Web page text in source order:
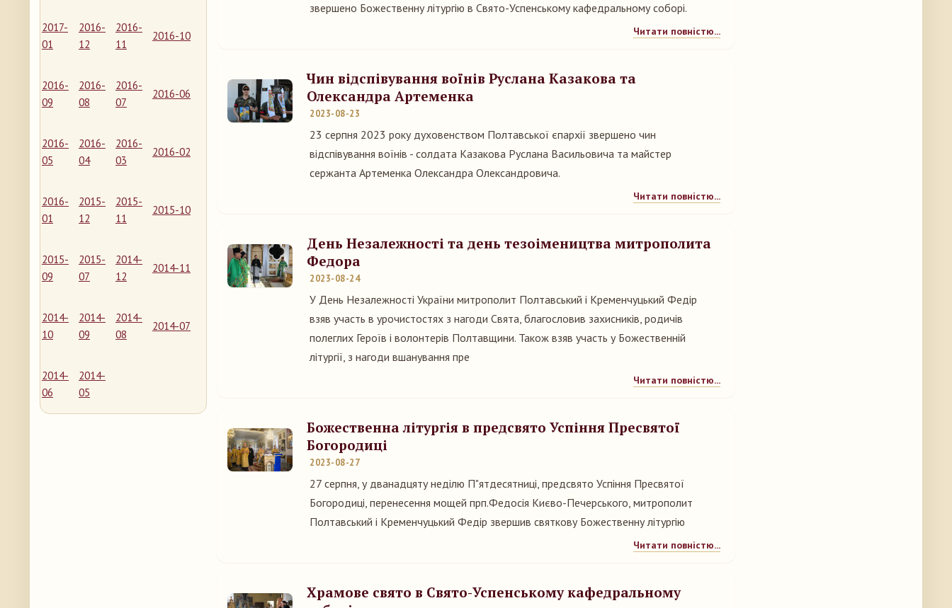
2017-
01
2016-
12
2016-
11
2016-10
2016-
09
2016-
08
2016-
07
2016-06
2016-
05
2016-
04
2016-
03
2016-02
2016-
01
2015-
12
2015-
11
2015-10
2015-
09
2015-
07
2014-
12
2014-11
2014-
10
2014-
09
2014-
08
2014-07
2014-
06
2014-
05
звершено Божественну літургію в Свято-Успенському кафедральному соборі.
Читати повністю...
Чин відспівування воїнів Руслана Казакова та
Олександра Артеменка
2023-08-23
23 серпня 2023 року духовенством Полтавської єпархії звершено чин
відспівування воїнів - солдата Казакова Руслана Васильовича та майстер
сержанта Артеменка Олександра Олександровича.
Читати повністю...
День Незалежності та день тезоімеництва митрополита
Федора
2023-08-24
У День Незалежності України митрополит Полтавський і Кременчуцький Федір
взяв участь в урочистостях з нагоди Свята, благословив захисників, родичів
полеглих Героїв і волонтерів Полтавщини. Також взяв участь у Божественній
літургії, з нагоди вшанування пре
Читати повністю...
Божественна літургія в предсвято Успіння Пресвятої
Богородиці
2023-08-27
27 серпня, у дванадцяту неділю П"ятдесятниці, предсвято Успіння Пресвятої
Богородиці, перенесення мощей прп.Федосія Києво-Печерського, митрополит
Полтавський і Кременчуцький Федір звершив святкову Божественну літургію
Читати повністю...
Храмове свято в Свято-Успенському кафедральному